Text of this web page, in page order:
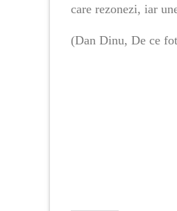
care rezonezi, iar
(Dan Dinu, De ce